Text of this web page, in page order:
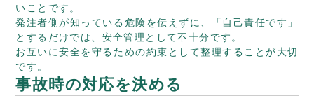
いことです。
発注者側が知っている危険を伝えずに、「自己責任です」
とするだけでは、安全管理として不十分です。
お互いに安全を守るための約束として整理することが大切
です。
事故時の対応を決める